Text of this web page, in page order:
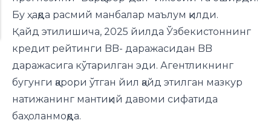
Бу ҳақда расмий манбалар маълум қилди.
Қайд этилишича, 2025 йилда Ўзбекистоннинг
кредит рейтинги BB- даражасидан BB
даражасига кўтарилган эди. Агентликнинг
бугунги қарори ўтган йил қайд этилган мазкур
натижанинг мантиқий давоми сифатида
баҳоланмоқда.